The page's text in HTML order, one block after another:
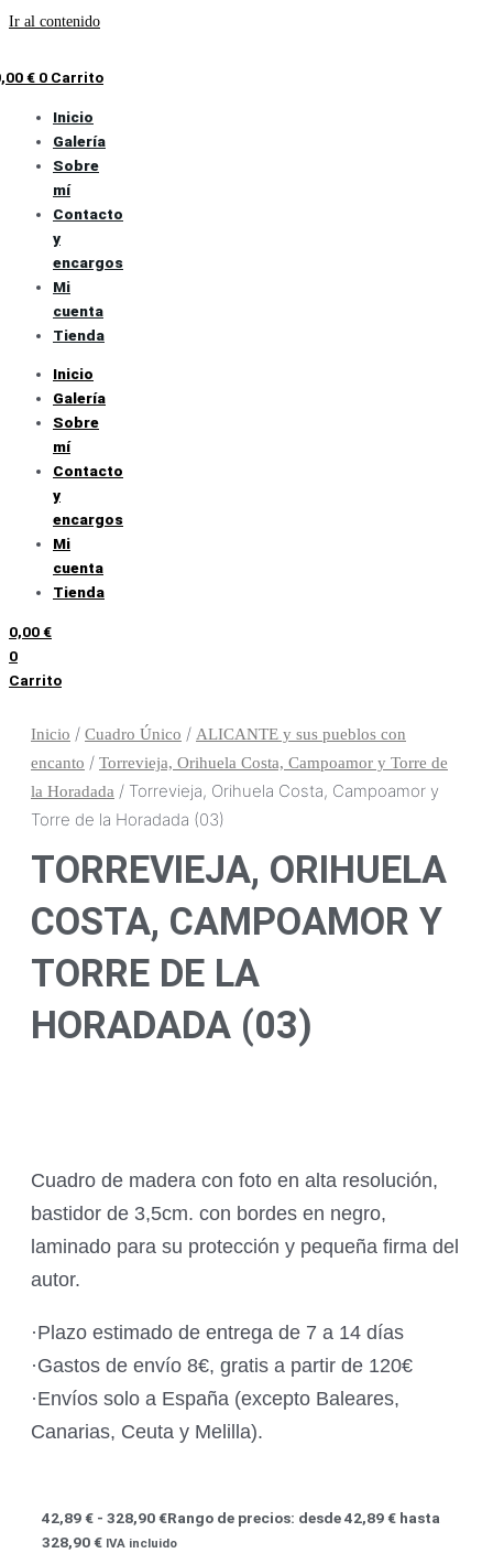
Ir al contenido
€ 0 Carrito
Inicio
Galería
Sobre
mí
Contacto
y
encargos
Mi
cuenta
Tienda
Inicio
Galería
Sobre
mí
Contacto
y
encargos
Mi
cuenta
Tienda
0,00€
0
Carrito
Inicio / Cuadro Único / ALICANTE y sus pueblos con
encanto / Torrevieja, Orihuela Costa, Campoamor y Torre de
la Horadada / Torrevieja, Orihuela Costa, Campoamor y
Torre de la Horadada (03)
TORREVIEJA, ORIHUELA
COSTA, CAMPOAMOR Y
TORRE DE LA
HORADADA (03)
Cuadro de madera con foto en alta resolución,
bastidor de 3,5cm. con bordes en negro,
laminado para su protección y pequeña firma del
autor.
·Plazo estimado de entrega de 7 a 14 días
·Gastos de envío 8€, gratis a partir de 120€
·Envíos solo a España (excepto Baleares,
Canarias, Ceuta y Melilla).
42,89€ - 328,90€Rango de precios: desde 42,89 € hasta
328,90 € IVA incluido